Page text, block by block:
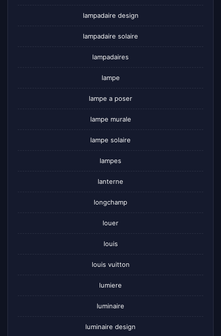
lampadaire design
lampadaire solaire
lampadaires
lampe
lampe a poser
lampe murale
lampe solaire
lampes
lanterne
longchamp
louer
louis
louis vuitton
lumiere
luminaire
luminaire design